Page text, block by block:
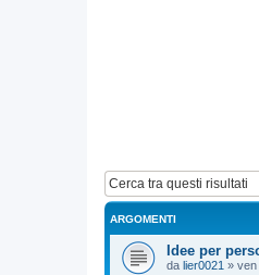
ARGOMENTI
Idee per
da lier0021 » ven